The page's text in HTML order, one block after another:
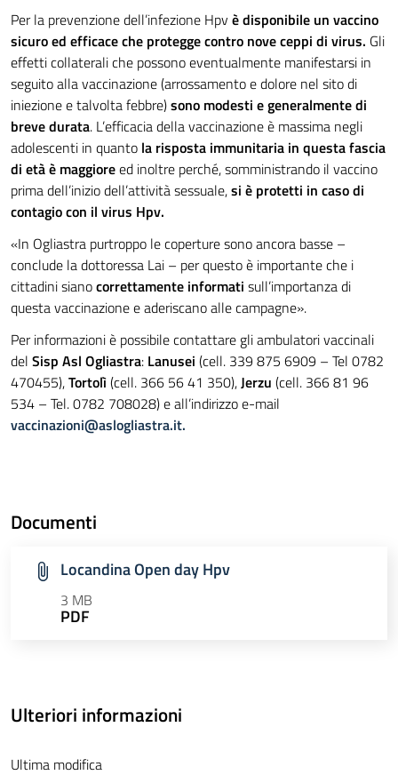
Per la prevenzione dell’infezione Hpv è disponibile un vaccino
sicuro ed efficace che protegge contro nove ceppi di virus. Gli
effetti collaterali che possono eventualmente manifestarsi in
seguito alla vaccinazione (arrossamento e dolore nel sito di
iniezione e talvolta febbre)sono modesti e generalmente di
breve durata. L’efficacia della vaccinazione è massima negli
adolescenti in quanto la risposta immunitaria in questa fascia
di età è maggioreed inoltre perché, somministrando il vaccino
prima dell’inizio dell’attività sessuale,si è protetti in caso di
contagio con il virus Hpv.
«In Ogliastra purtroppo le coperture sono ancora basse –
conclude la dottoressa Lai – per questo è importante che i
cittadini sianocorrettamente informati sull’importanza di
questa vaccinazione e aderiscano alle campagne».
Per informazioni è possibile contattare gli ambulatori vaccinali
del Sisp Asl Ogliastra: Lanusei (cell. 339 875 6909 – Tel 0782
470455),Tortolì(cell. 366 56 41 350),Jerzu (cell. 366 81 96
534 – Tel. 0782 708028) e all’indirizzo e-mail
vaccinazioni@aslogliastra.it.
Documenti
Locandina Open day Hpv
3 MB
PDF
Ulteriori informazioni
Ultima modifica